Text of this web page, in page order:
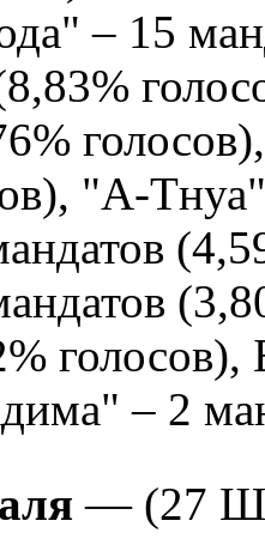
– 15
"А-
– 2
— (27